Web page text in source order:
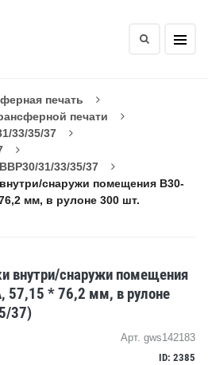
печать
печати
33/35/37
31/33/35/37
снаружи помещения B30-
мм, в рулоне 300 шт.
внутри/снаружи помещения
57,15 * 76,2 мм, в рулоне
37)
Арт. gws142183
ID: 2385